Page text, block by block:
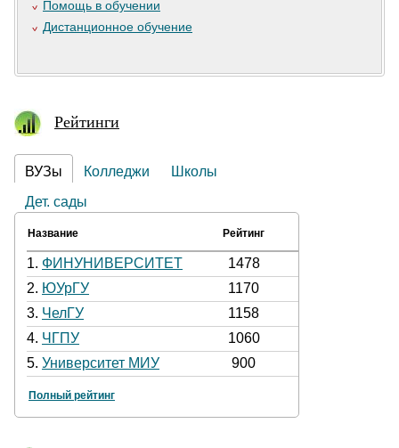
Помощь в обучении
Дистанционное обучение
Рейтинги
ВУЗы Колледжи
Школы
Дет. сады
Название Рейтинг
1. ФИНУНИВЕРСИТЕТ
1478
2. ЮУрГУ
1170
3. ЧелГУ
1158
4. ЧГПУ
1060
5. Университет МИУ 900
Полный рейтинг